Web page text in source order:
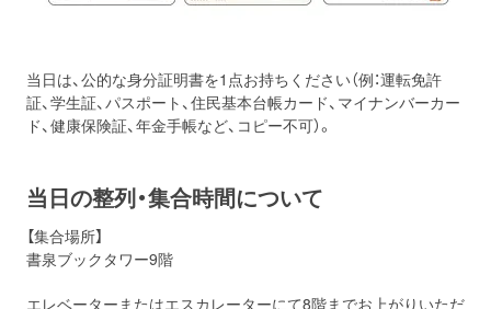
当日は、公的な身分証明書を1点お持ちください（例：運転免許
証、学生証、パスポート、住民基本台帳カード、マイナンバーカー
ド、健康保険証、年金手帳など、コピー不可）。
当日の整列・集合時間について
【集合場所】
書泉ブックタワー9階
エレベーターまたはエスカレーターにて8階までお上がりいただ